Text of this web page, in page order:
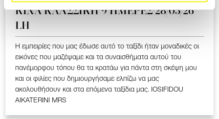
ΚΙΝΑ KΛΑΣΣΙΚΗ 9 ΗΜΕΡΕΣ 28/05/26
LH
Η εμπειρίες που μας έδωσε αυτό το ταξίδι ήταν μοναδικές οι
εικόνες που μαζέψαμε και τα συναισθήματα αυτού του
πανέμορφου τόπου θα τα κρατάω για πάντα στη σκέψη μου
και οι φιλίες που δημιουργήσαμε ελπίζω να μας
ακολουθήσουν και στα επόμενα ταξίδια μας. IOSIFIDOU
AIKATERINI MRS